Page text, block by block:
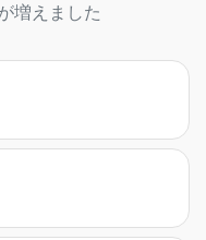
増えました